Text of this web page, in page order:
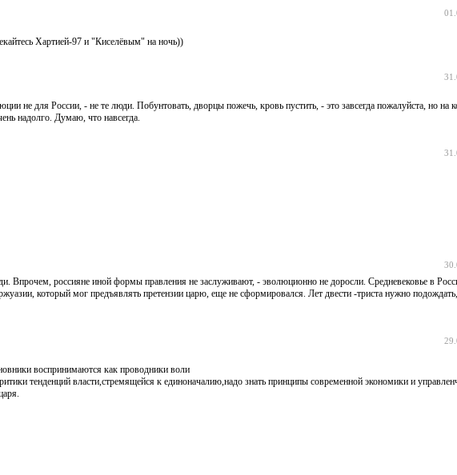
Хартией-97 и "Киселёвым" на ночь))
не для России, - не те люди. Побунтовать, дворцы пожечь, кровь пустить, - это завсегда пожалуйста, но на
надолго. Думаю, что навсегда.
Впрочем, россияне иной формы правления не заслуживают, - эволюционно не доросли. Средневековье в
который мог предъявлять претензии царю, еще не сформировался. Лет двести -триста нужно
воспринимаются как проводники воли
тенденций власти,стремящейся к единоначалию,надо знать принципы современной экономики и